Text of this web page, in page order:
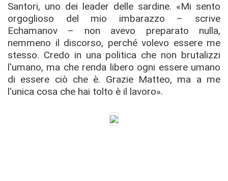
Santori, uno dei leader delle sardine. «Mi sento
orgoglioso del mio imbarazzo – scrive
Echamanov – non avevo preparato nulla,
nemmeno il discorso, perché volevo essere me
stesso. Credo in una politica che non brutalizzi
l'umano, ma che renda libero ogni essere umano
di essere ciò che è. Grazie Matteo, ma a me
l'unica cosa che hai tolto è il lavoro».